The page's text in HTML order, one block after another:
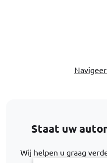
Staat uw
Wij helpen u graag